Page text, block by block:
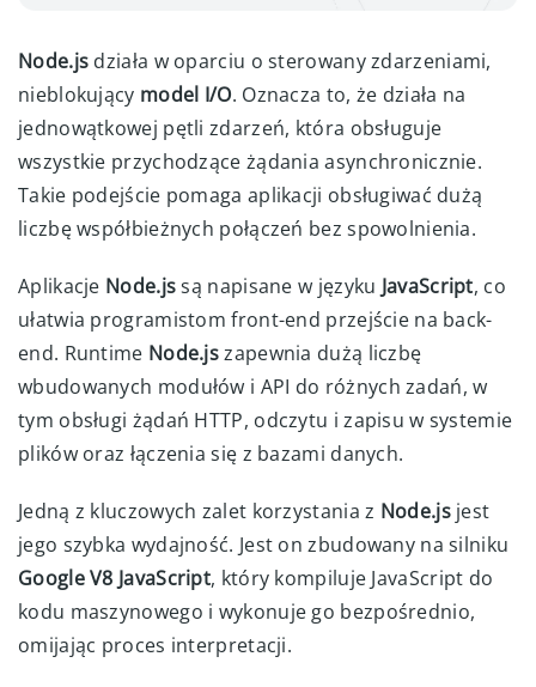
Node.js działa w oparciu o sterowany zdarzeniami,
nieblokujący model I/O. Oznacza to, że działa na
jednowątkowej pętli zdarzeń, która obsługuje
wszystkie przychodzące żądania asynchronicznie.
Takie podejście pomaga aplikacji obsługiwać dużą
liczbę współbieżnych połączeń bez spowolnienia.
Aplikacje Node.jssą napisane w języku JavaScript, co
ułatwia programistom front-end przejście na back-
end. Runtime Node.jszapewnia dużą liczbę
wbudowanych modułów i API do różnych zadań, w
tym obsługi żądań HTTP, odczytu i zapisu w systemie
plików oraz łączenia się z bazami danych.
Jedną z kluczowych zalet korzystania z Node.jsjest
jego szybka wydajność. Jest on zbudowany na silniku
Google V8 JavaScript, który kompiluje JavaScript do
kodu maszynowego i wykonuje go bezpośrednio,
omijając proces interpretacji.